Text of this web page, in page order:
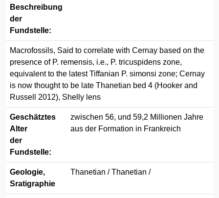
Beschreibung
der
Fundstelle:
Macrofossils, Said to correlate with Cernay based on the
presence of P. remensis, i.e., P. tricuspidens zone,
equivalent to the latest Tiffanian P. simonsi zone; Cernay
is now thought to be late Thanetian bed 4 (Hooker and
Russell 2012), Shelly lens
Geschätztes
Alter
der
Fundstelle:
zwischen 56, und 59,2 Millionen Jahre
aus der Formation in Frankreich
Geologie,
Sratigraphie
Thanetian / Thanetian /